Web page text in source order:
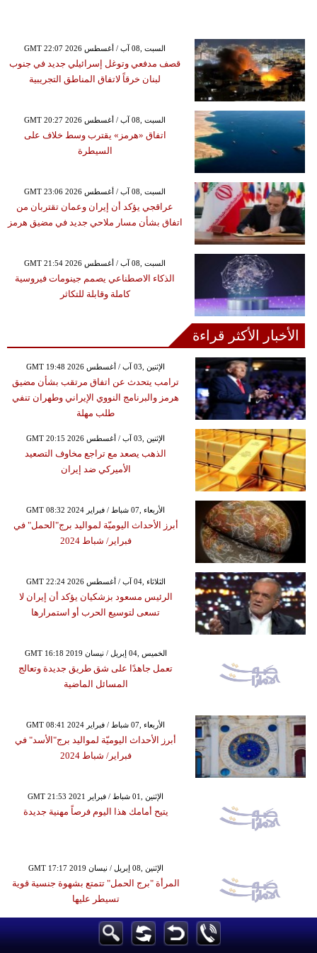
GMT 22:07 2026 السبت ,08 آب / أغسطس
قصف مدفعي وتوغل إسرائيلي جديد في جنوب
لبنان خرقاً لاتفاق المناطق التجريبية
GMT 20:27 2026 السبت ,08 آب / أغسطس
اتفاق «هرمز» يقترب وسط خلاف على
السيطرة
GMT 23:06 2026 السبت ,08 آب / أغسطس
عراقجي يؤكد أن إيران وعمان تقتربان من
اتفاق بشأن مسار ملاحي جديد في مضيق هرمز
GMT 21:54 2026 السبت ,08 آب / أغسطس
الذكاء الاصطناعي يصمم جينومات فيروسية
كاملة وقابلة للتكاثر
الأخبار الأكثر قراءة
GMT 19:48 2026 الإثنين ,03 آب / أغسطس
ترامب يتحدث عن اتفاق مرتقب بشأن مضيق
هرمز والبرنامج النووي الإيراني وطهران تنفي
طلب مهلة
GMT 20:15 2026 الإثنين ,03 آب / أغسطس
الذهب يصعد مع تراجع مخاوف التصعيد
الأميركي ضد إيران
GMT 08:32 2024 الأربعاء ,07 شباط / فبراير
أبرز الأحداث اليوميّة لمواليد برج"الحمل" في
فبراير/ شباط 2024
GMT 22:24 2026 الثلاثاء ,04 آب / أغسطس
الرئيس مسعود بزشكيان يؤكد أن إيران لا
تسعى لتوسيع الحرب أو استمرارها
GMT 16:18 2019 الخميس ,04 إبريل / نيسان
تعمل جاهدًا على شق طريق جديدة وتعالج
المسائل الماضية
GMT 08:41 2024 الأربعاء ,07 شباط / فبراير
أبرز الأحداث اليوميّة لمواليد برج"الأسد" في
فبراير/ شباط 2024
GMT 21:53 2021 الإثنين ,01 شباط / فبراير
يتيح أمامك هذا اليوم فرصاً مهنية جديدة
GMT 17:17 2019 الإثنين ,08 إبريل / نيسان
المرأة "برج الحمل" تتمتع بشهوة جنسية قوية
تسيطر عليها
GMT 20:48 2025 الثلاثاء ,02 أيلول / سبتمبر